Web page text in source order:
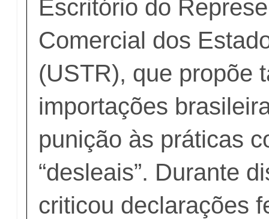
Escritório do
Comercial dos
(USTR), que propõe
importações
punição às práticas
“desleais”. Durante
criticou declarações